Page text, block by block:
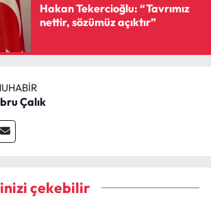
Hakan Tekercioğlu: “Tavrımız
nettir, sözümüz açıktır”
Çalık
çekebilir